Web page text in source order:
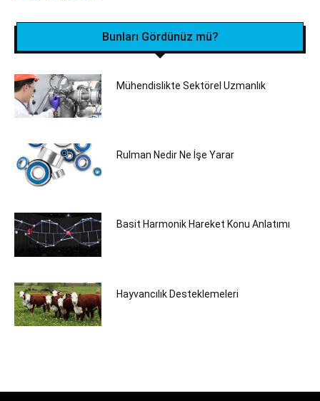
Bunları Gördünüz mü?
Mühendislikte Sektörel Uzmanlık
Rulman Nedir Ne İşe Yarar
Basit Harmonik Hareket Konu Anlatımı
Hayvancılık Desteklemeleri